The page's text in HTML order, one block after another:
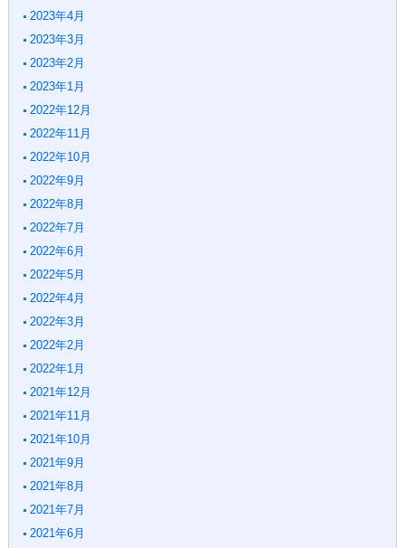
2023年4月
2023年3月
2023年2月
2023年1月
2022年12月
2022年11月
2022年10月
2022年9月
2022年8月
2022年7月
2022年6月
2022年5月
2022年4月
2022年3月
2022年2月
2022年1月
2021年12月
2021年11月
2021年10月
2021年9月
2021年8月
2021年7月
2021年6月